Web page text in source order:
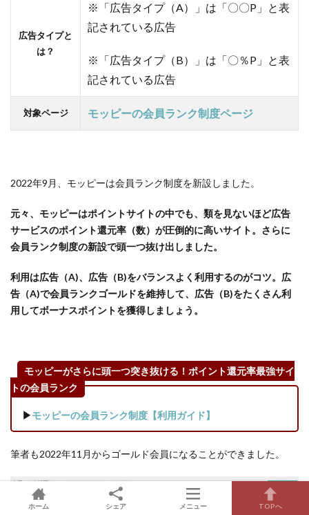
広告タイプと
は？
※「広告タイプ（A）」は「〇〇P」と表
記されている広告
※「広告タイプ（B）」は「〇％P」と表
記されている広告
対象ページ モッピーの会員ランク制度ページ
2022年9月、モッピーは会員ランク制度を新設しました。
元々、モッピーはポイントサイトの中でも、類を見ないほど広告
サービスのポイント還元率（数）が圧倒的に高いサイト。さらに
会員ランク制度の新設で頭一つ抜け出しました。
利用は広告（A)、広告（B)をバランスよく利用するのがコツ。広
告（A)で会員ランクゴールドを維持して、広告（B)をたくさん利
用してボーナスポイントを獲得しましょう。
モッピーがさらに頭一つ突き抜ける！ポイント還元率最強サイ
トの会員ランク
▶モッピーの会員ランク制度【利用ガイド】
筆者も2022年11月からゴールド会員になることができました。
ホーム シェア メニュー TOPへ